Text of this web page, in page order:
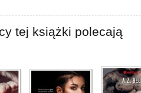
tej książki polecają